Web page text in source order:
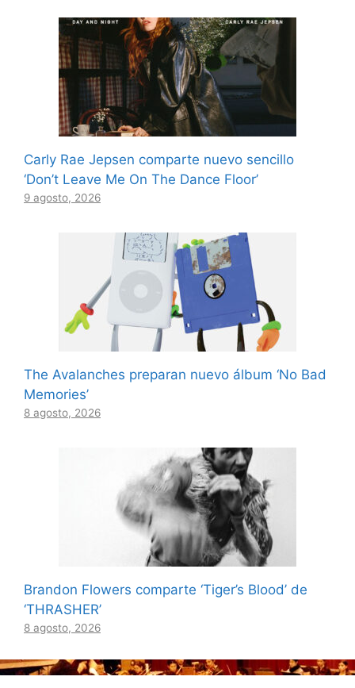
Carly Rae Jepsen comparte nuevo sencillo
‘Don’t Leave Me On The Dance Floor’
9 agosto, 2026
The Avalanches preparan nuevo álbum ‘No Bad
Memories’
8 agosto, 2026
Brandon Flowers comparte ‘Tiger’s Blood’ de
‘THRASHER’
8 agosto, 2026